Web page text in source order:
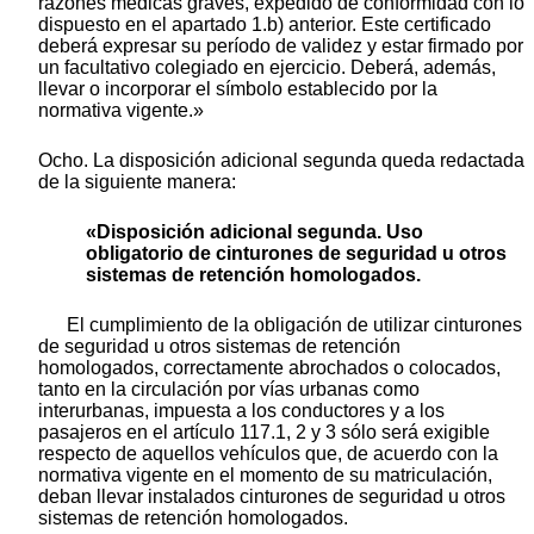
dispuesto en el apartado 1.b) anterior. Este certificado
deberá expresar su período de validez y estar firmado por
un facultativo colegiado en ejercicio. Deberá, además,
llevar o incorporar el símbolo establecido por la
normativa vigente.»
Ocho. La disposición adicional segunda queda redactada
de la siguiente manera:
«Disposición adicional segunda. Uso
obligatorio de cinturones de seguridad u otros
sistemas de retención homologados.
El cumplimiento de la obligación de utilizar cinturones
de seguridad u otros sistemas de retención
homologados, correctamente abrochados o colocados,
tanto en la circulación por vías urbanas como
interurbanas, impuesta a los conductores y a los
pasajeros en el artículo 117.1, 2 y 3 sólo será exigible
respecto de aquellos vehículos que, de acuerdo con la
normativa vigente en el momento de su matriculación,
deban llevar instalados cinturones de seguridad u otros
sistemas de retención homologados.